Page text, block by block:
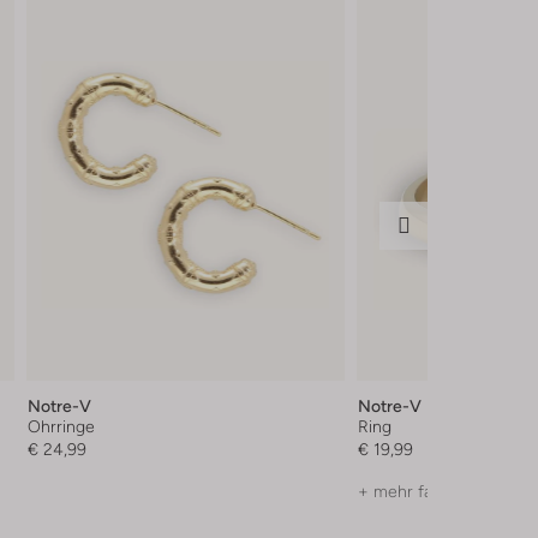
Notre-V
Ohrringe
€ 24,99
Notre-V
Ring
€ 19,99
+ mehr farben